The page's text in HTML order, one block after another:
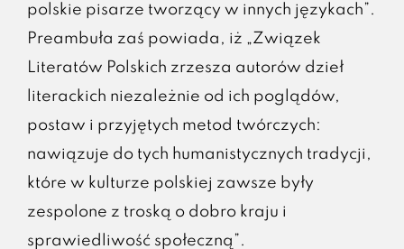
polskie pisarze tworzący w innych językach”.
Preambuła zaś powiada, iż „Związek
Literatów Polskich zrzesza autorów dzieł
literackich niezależnie od ich poglądów,
postaw i przyjętych metod twórczych:
nawiązuje do tych humanistycznych tradycji,
które w kulturze polskiej zawsze były
zespolone z troską o dobro kraju i
sprawiedliwość społeczną”.